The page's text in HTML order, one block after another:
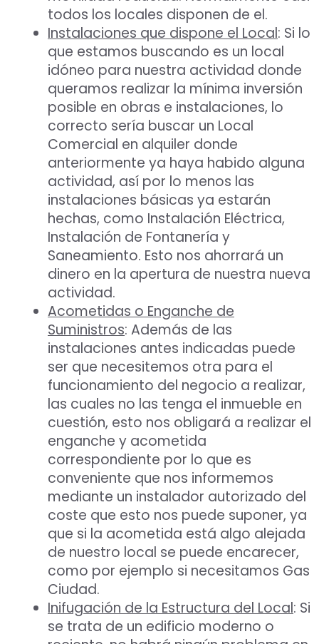
todos los locales disponen de el.
Instalaciones que dispone el Local: Si lo
que estamos buscando es un local
idóneo para nuestra actividad donde
queramos realizar la mínima inversión
posible en obras e instalaciones, lo
correcto sería buscar un Local
Comercial en alquiler donde
anteriormente ya haya habido alguna
actividad, así por lo menos las
instalaciones básicas ya estarán
hechas, como Instalación Eléctrica,
Instalación de Fontanería y
Saneamiento. Esto nos ahorrará un
dinero en la apertura de nuestra nueva
actividad.
Acometidas o Enganche de
Suministros: Además de las
instalaciones antes indicadas puede
ser que necesitemos otra para el
funcionamiento del negocio a realizar,
las cuales no las tenga el inmueble en
cuestión, esto nos obligará a realizar el
enganche y acometida
correspondiente por lo que es
conveniente que nos informemos
mediante un instalador autorizado del
coste que esto nos puede suponer, ya
que si la acometida está algo alejada
de nuestro local se puede encarecer,
como por ejemplo si necesitamos Gas
Ciudad.
Inifugación de la Estructura del Local: Si
se trata de un edificio moderno o